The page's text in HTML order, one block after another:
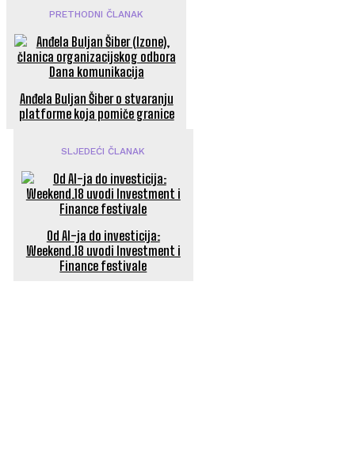
PRETHODNI ČLANAK
Anđela Buljan Šiber o stvaranju
platforme koja pomiče granice
SLJEDEĆI ČLANAK
Od AI-ja do investicija:
Weekend.18 uvodi Investment i
Finance festivale